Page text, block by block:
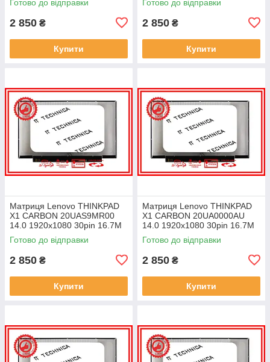
ноутбука
Готово до відправки
2 850 ₴
Купити
ноутбука
Готово до відправки
2 850 ₴
Купити
Матриця Lenovo THINKPAD
X1 CARBON 20UAS9MR00
14.0 1920x1080 30pin 16.7M
45% NTSC 300 cd/m² для
ноутбука
Готово до відправки
2 850 ₴
Купити
Матриця Lenovo THINKPAD
X1 CARBON 20UA0000AU
14.0 1920x1080 30pin 16.7M
45% NTSC 300 cd/m² для
ноутбука
Готово до відправки
2 850 ₴
Купити